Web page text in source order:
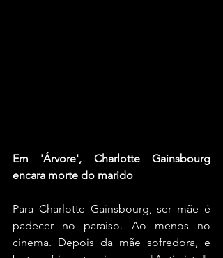
Em 'Árvore', Charlotte Gainsbourg
encara morte do marido
Para Charlotte Gainsbourg, ser mãe é
padecer no paraíso. Ao menos no
cinema. Depois da mãe sofredora, e